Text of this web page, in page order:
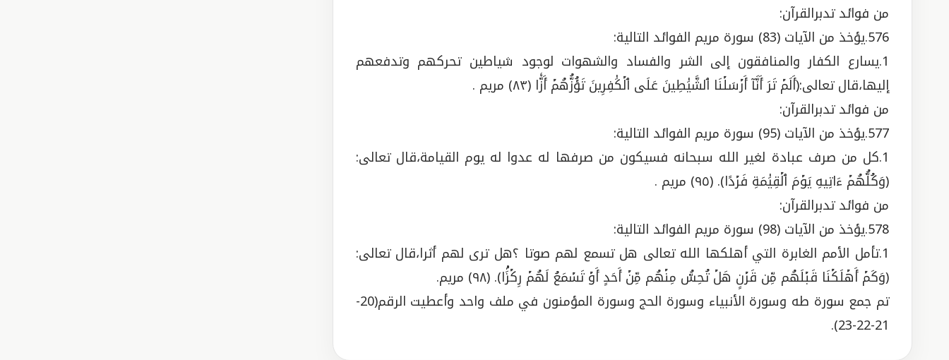
من فوائد تدبرالقرآن:
576.يؤخذ من الآيات (83) سورة مريم الفوائد التالية:
1.يسارع الكفار والمنافقون إلى الشر والفساد والشهوات لوجود شياطين تحركهم وتدفعهم
إليها،قال تعالى:(أَلَمۡ تَرَ أَنَّآ أَرۡسَلۡنَا ٱلشَّيَٰطِينَ عَلَى ٱلۡكَٰفِرِينَ تَؤُزُّهُمۡ أَزّٗا (٨٣) مريم .
من فوائد تدبرالقرآن:
577.يؤخذ من الآيات (95) سورة مريم الفوائد التالية:
1.كل من صرف عبادة لغير الله سبحانه فسيكون من صرفها له عدوا له يوم القيامة،قال تعالى:
(وَكُلُّهُمۡ ءَاتِيهِ يَوۡمَ ٱلۡقِيَٰمَةِ فَرۡدًا). (٩٥) مريم .
من فوائد تدبرالقرآن:
578.يؤخذ من الآيات (98) سورة مريم الفوائد التالية:
1.تأمل الأمم الغابرة التي أهلكها الله تعالى هل تسمع لهم صوتا ؟هل ترى لهم أثرا،قال تعالى:
(وَكَمۡ أَهۡلَكۡنَا قَبۡلَهُم مِّن قَرۡنٍ هَلۡ تُحِسُّ مِنۡهُم مِّنۡ أَحَدٍ أَوۡ تَسۡمَعُ لَهُمۡ رِكۡزَۢا). (٩٨) مريم.
تم جمع سورة طه وسورة الأنبياء وسورة الحج وسورة المؤمنون في ملف واحد وأعطيت الرقم(20-
21-22-23).